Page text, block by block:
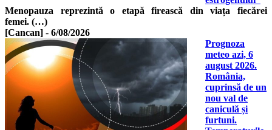
Menopauza reprezintă o etapă firească din viața fiecărei
femei. (…)
[Cancan] - 6/08/2026
Prognoza
meteo azi, 6
august 2026.
România,
cuprinsă de un
nou val de
caniculă și
furtuni.